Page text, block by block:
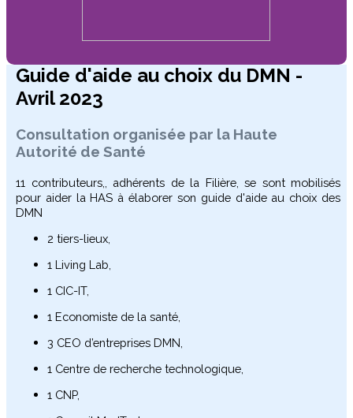
Guide d'aide au choix du DMN -
Avril 2023
Consultation organisée par la Haute
Autorité de Santé
11 contributeurs,, adhérents de la Filière, se sont mobilisés
pour aider la HAS à élaborer son guide d'aide au choix des
DMN
2 tiers-lieux,
1 Living Lab,
1 CIC-IT,
1 Economiste de la santé,
3 CEO d’entreprises DMN,
1 Centre de recherche technologique,
1 CNP,